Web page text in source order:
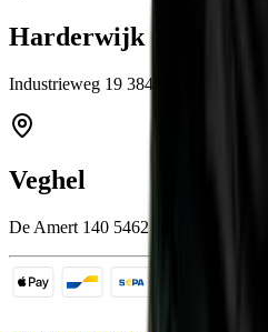
Harderwijk
Industrieweg 19 3846 BB Harderwijk
Veghel
De Amert 140 5462 GH Veghel